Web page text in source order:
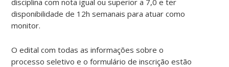
disponibilidade de 12h semanais para atuar como
monitor.
O edital com todas as informações sobre o
processo seletivo e o formulário de inscrição estão